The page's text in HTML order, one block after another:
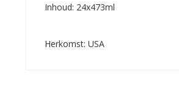
Inhoud: 24x473ml
Herkomst: USA